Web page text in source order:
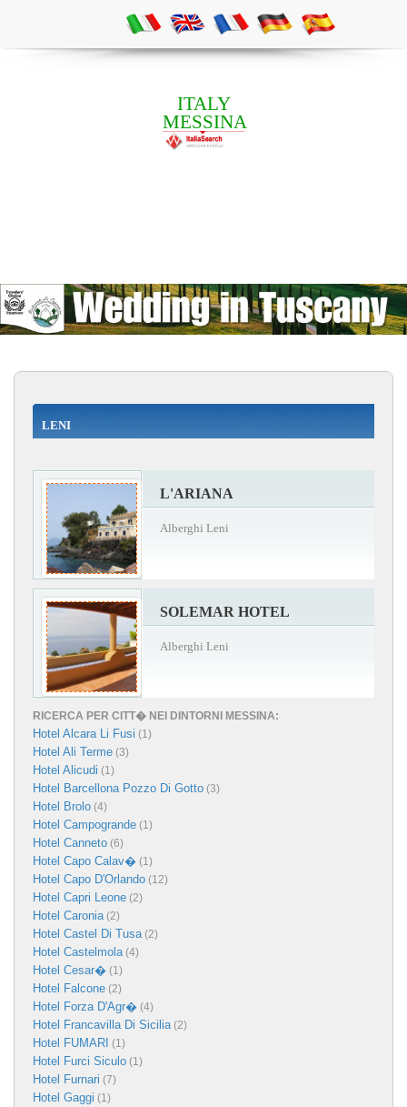
ITALY
MESSINA
LENI
L'ARIANA
Alberghi Leni
SOLEMAR HOTEL
Alberghi Leni
RICERCA PER CITT� NEI DINTORNI MESSINA:
Hotel Alcara Li Fusi (1)
Hotel Ali Terme (3)
Hotel Alicudi (1)
Hotel Barcellona Pozzo Di Gotto (3)
Hotel Brolo (4)
Hotel Campogrande (1)
Hotel Canneto (6)
Hotel Capo Calav� (1)
Hotel Capo D'Orlando (12)
Hotel Capri Leone (2)
Hotel Caronia(2)
Hotel Castel Di Tusa(2)
Hotel Castelmola(4)
Hotel Cesar� (1)
Hotel Falcone (2)
Hotel Forza D'Agr� (4)
Hotel Francavilla Di Sicilia(2)
Hotel FUMARI (1)
Hotel Furci Siculo (1)
Hotel Furnari (7)
Hotel Gaggi (1)